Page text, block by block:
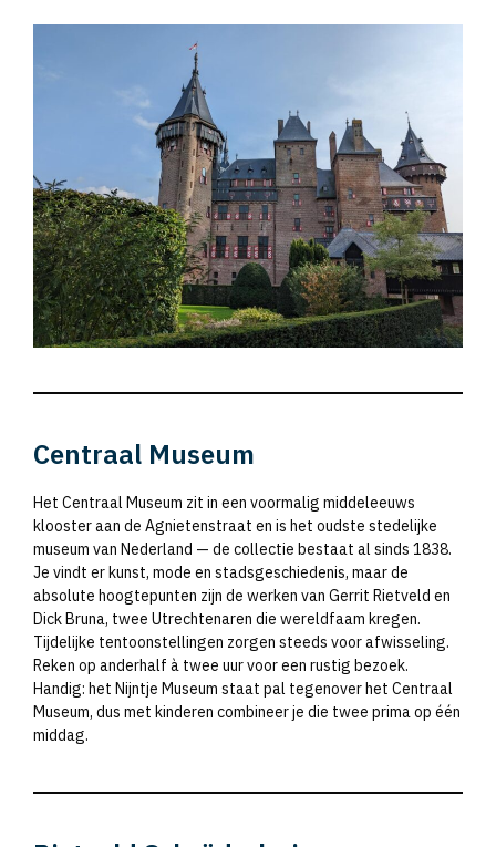
Centraal Museum
Het Centraal Museum zit in een voormalig middeleeuws
klooster aan de Agnietenstraat en is het oudste stedelijke
museum van Nederland — de collectie bestaat al sinds 1838.
Je vindt er kunst, mode en stadsgeschiedenis, maar de
absolute hoogtepunten zijn de werken van Gerrit Rietveld en
Dick Bruna, twee Utrechtenaren die wereldfaam kregen.
Tijdelijke tentoonstellingen zorgen steeds voor afwisseling.
Reken op anderhalf à twee uur voor een rustig bezoek.
Handig: het Nijntje Museum staat pal tegenover het Centraal
Museum, dus met kinderen combineer je die twee prima op één
middag.